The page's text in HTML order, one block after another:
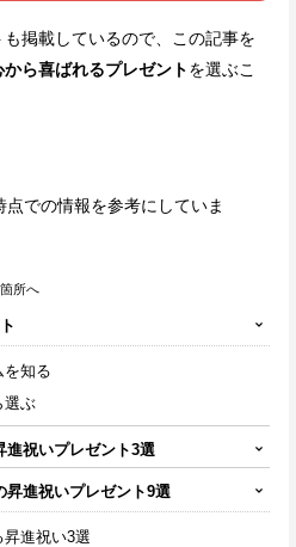
掲載しているので、この記事を
ら喜ばれるプレゼントを選ぶこ
での情報を参考にしていま
所へ
を知る
選ぶ
進祝いプレゼント3選
昇進祝いプレゼント9選
進祝い3選